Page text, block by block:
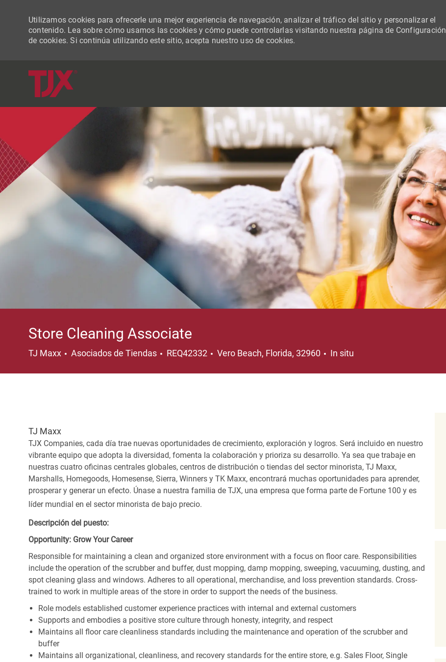
Utilizamos cookies para ofrecerle una mejor experiencia de navegación, analizar el tráfico del sitio y personalizar el
contenido. Lea sobre cómo usamos las cookies y cómo puede controlarlas visitando nuestra página de Configuración
de cookies. Si continúa utilizando este sitio, acepta nuestro uso de cookies.
Store Cleaning Associate
TJ Maxx Categoría
Asociados de Tiendas REQ42332 Ubicación
Vero Beach, Florida, 32960 In situ
TJ Maxx
TJX Companies, cada día trae nuevas oportunidades de crecimiento, exploración y logros. Será incluido en nuestro
vibrante equipo que adopta la diversidad, fomenta la colaboración y prioriza su desarrollo. Ya sea que trabaje en
nuestras cuatro oficinas centrales globales, centros de distribución o tiendas del sector minorista, TJ Maxx,
Marshalls, Homegoods, Homesense, Sierra, Winners y TK Maxx, encontrará muchas oportunidades para aprender,
prosperar y generar un efecto. Únase a nuestra familia de TJX, una empresa que forma parte de Fortune 100 y es
líder mundial en el sector minorista de bajo precio.
Descripción del puesto:
Opportunity: Grow Your Career
Responsible for maintaining a clean and organized store environment with a focus on floor care. Responsibilities
include the operation of the scrubber and buffer, dust mopping, damp mopping, sweeping, vacuuming, dusting, and
spot cleaning glass and windows. Adheres to all operational, merchandise, and loss prevention standards. Cross-
trained to work in multiple areas of the store in order to support the needs of the business.
Role models established customer experience practices with internal and external customers
Supports and embodies a positive store culture through honesty, integrity, and respect
Maintains all floor care cleanliness standards including the maintenance and operation of the scrubber and
buffer
Maintains all organizational, cleanliness, and recovery standards for the entire store, e.g. Sales Floor, Single